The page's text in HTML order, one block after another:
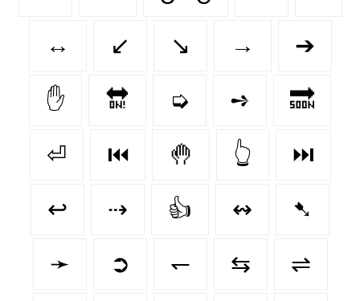
↔️ ↙ ↘️ → ➔
✋ 🔛 ➭ ➺ 🔜
⏎ ⏮️ 🤚 👆 ⏭️
↩ ⇢ 👍 ↭ ➷
➛ ➲ ↽ ⇆ ⇌